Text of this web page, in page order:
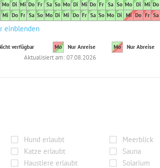
Mo Di Mi Do Fr Sa So Mo Di Mi Do Fr Sa So Mo Di Mi Do
Mi Do Fr Sa So Mo Di Mi Do Fr Sa So Mo Di Mi Do Fr Sa
einblenden
verfügbar Mo Nur Anreise Mo Nur Abreise
Aktualisiert am: 07.08.2026
Hund erlaubt
Meerblick
Katze erlaubt
Sauna
Haustiere erlaubt
Solarium